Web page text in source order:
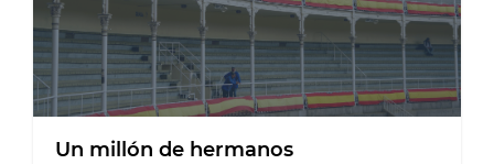
Un millón de hermanos